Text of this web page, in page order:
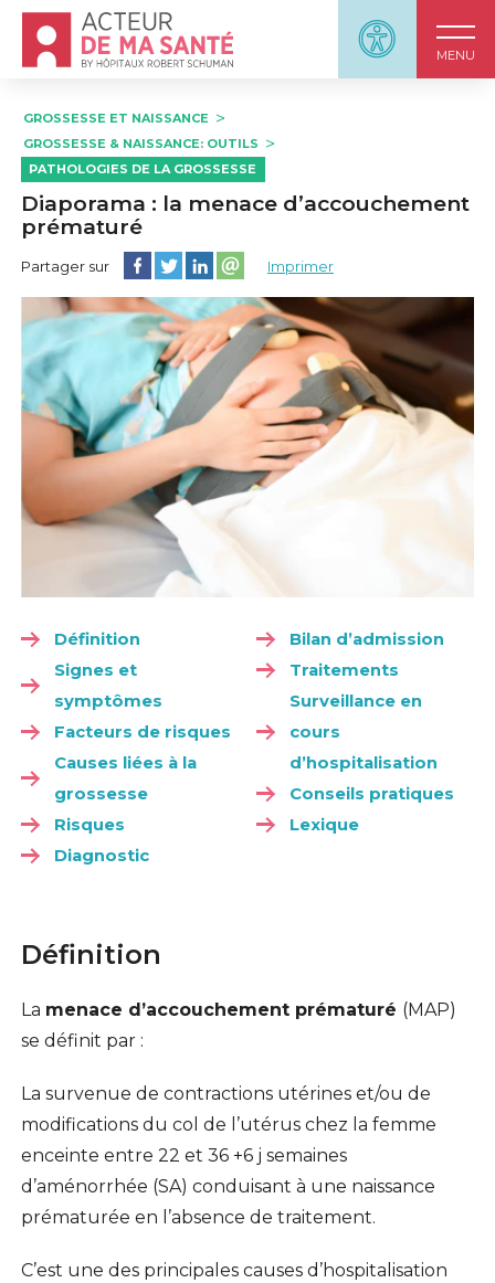
Panneau
MENU
Accueil - Acteur de ma santé, by HôpitauxRobert
GROSSESSE ET NAISSANCE
GROSSESSE & NAISSANCE: OUTILS
PATHOLOGIES DE LA GROSSESSE
Diaporama : la menace d’accouchement
prématuré
Partager sur Partager cette page sur Facebook
Partager cette page sur Twitter
Partager cette page sur LinkedIn
Partager cette page sur email
Imprimer
Définition
Signes et
symptômes
Facteurs de risques
Causes liées à la
grossesse
Risques
Diagnostic
Bilan d’admission
Traitements
Surveillance en
cours
d’hospitalisation
Conseils pratiques
Lexique
Définition
La menace d’accouchement prématuré (MAP)
se définit par :
La survenue de contractions utérines et/ou de
modifications du col de l’utérus chez la femme
enceinte entre 22 et 36 +6 j semaines
d’aménorrhée (SA) conduisant à une naissance
prématurée en l’absence de traitement.
C’est une des principales causes d’hospitalisation